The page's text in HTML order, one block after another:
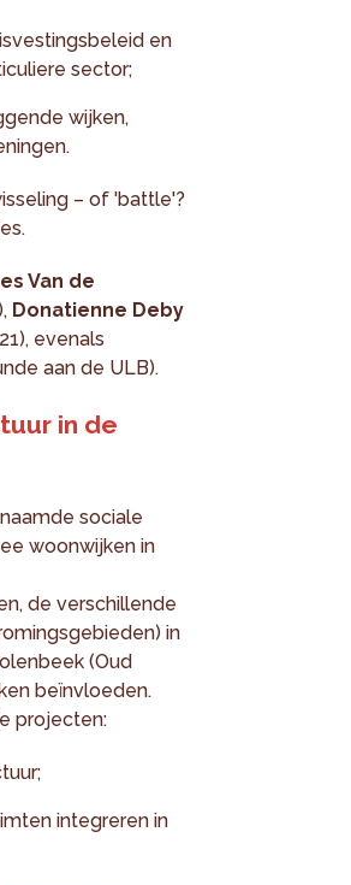
en
sector;
wijken,
– of 'battle'?
Van de
Donatienne Deby
evenals
aan de ULB).
in de
sociale
woonwijken in
de verschillende
in
(Oud
beïnvloeden.
projecten:
integreren in